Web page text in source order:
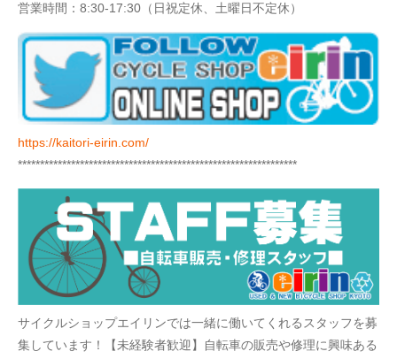
営業時間：8:30-17:30（日祝定休、土曜日不定休）
https://kaitori-eirin.com/
***************************************************************
サイクルショップエイリンでは一緒に働いてくれるスタッフを募
集しています！【未経験者歓迎】自転車の販売や修理に興味ある